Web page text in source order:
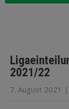
2021/22
7. August 2021 |